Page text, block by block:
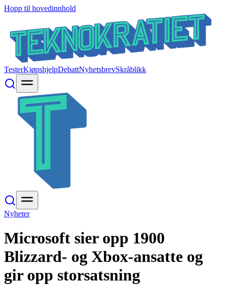
Hopp til hovedinnhold
TesterKjøpshjelpDebattNyhetsbrevSkråblikk
Nyheter
Microsoft sier opp 1900
Blizzard- og Xbox-ansatte og
gir opp storsatsning